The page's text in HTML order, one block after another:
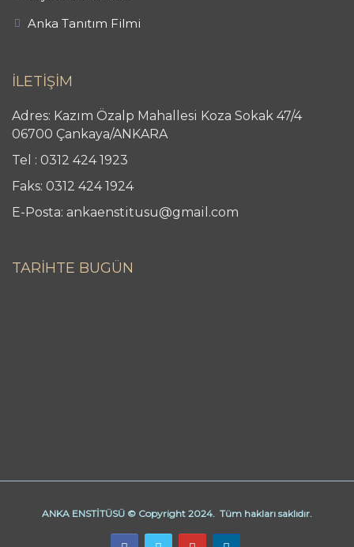
Anka Tanıtım Filmi
İLETİŞİM
Adres: Kazım Özalp Mahallesi Koza Sokak 47/4
06700 Çankaya/ANKARA
Tel : 0312 424 1923
Faks: 0312 424 1924
E-Posta: ankaenstitusu@gmail.com
TARİHTE BUGÜN
ANKA ENSTİTÜSÜ © Copyright 2024. Tüm hakları saklıdır.